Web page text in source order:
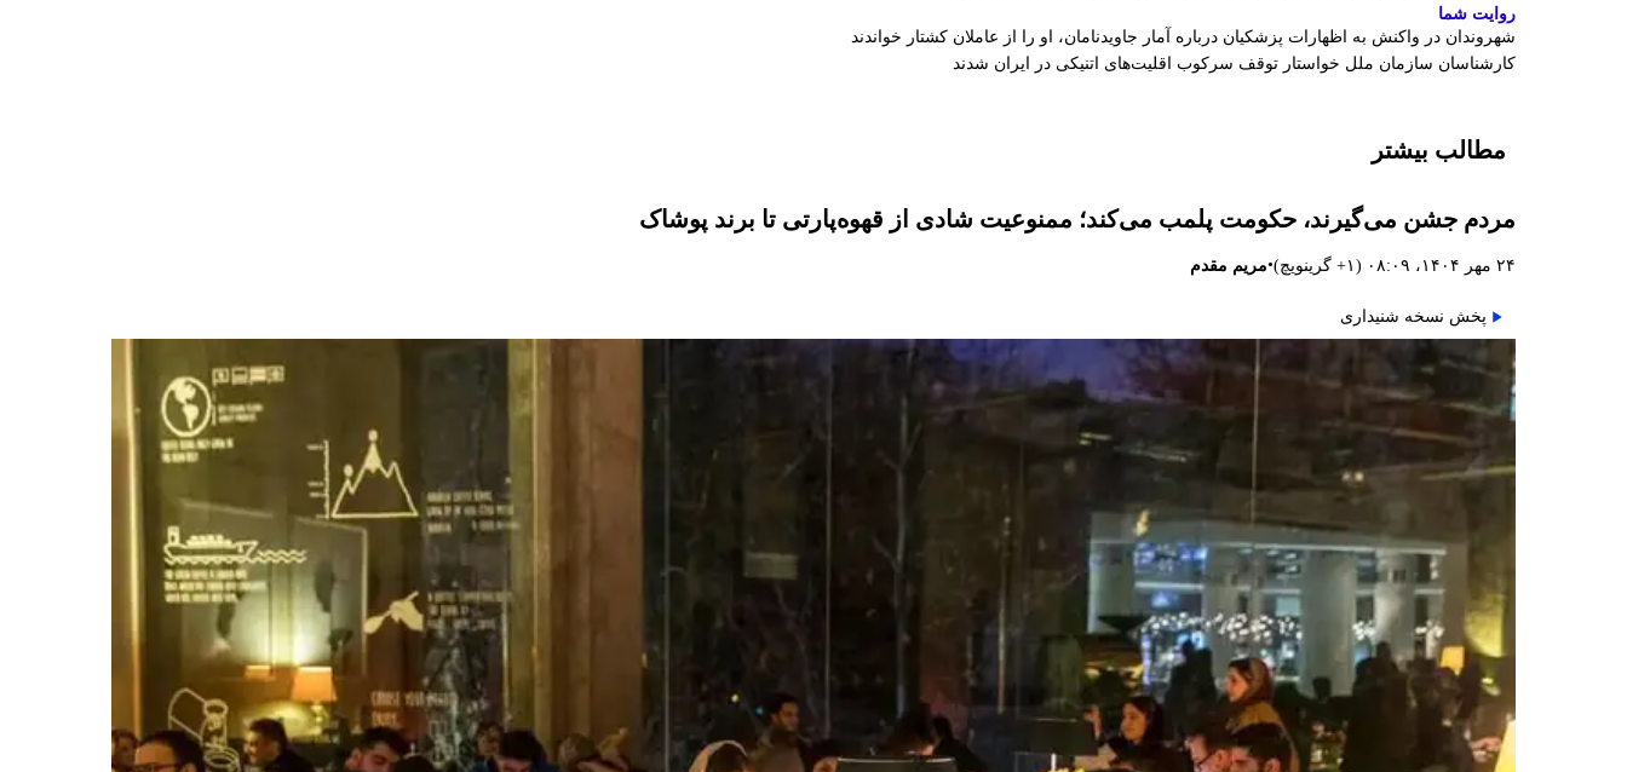
روایت شما
شهروندان در واکنش به اظهارات پزشکیان درباره آمار جاویدنامان، او را از عاملان کشتار خواندند
کارشناسان سازمان ملل خواستار توقف سرکوب اقلیت‌های اتنیکی در ایران شدند
مطالب بیشتر
مردم جشن می‌گیرند، حکومت پلمب می‌کند؛ ممنوعیت شادی از قهوه‌پارتی تا برند پوشاک
۲۴ مهر ۱۴۰۴، ۰۸:۰۹ (‎+۱ گرینویچ) •مریم مقدم
پخش نسخه شنیداری